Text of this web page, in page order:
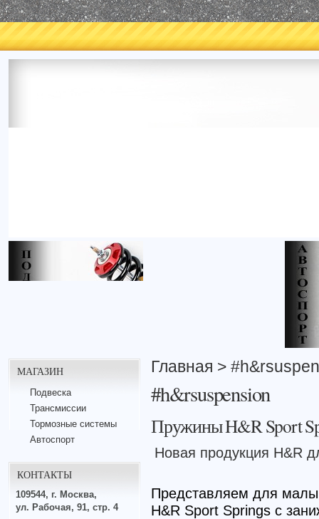
МАГАЗИН
Подвеска
Трансмиссии
Тормозные системы
Автоспорт
КОНТАКТЫ
109544, г. Москва,
ул. Рабочая, 91, стр. 4
Главная >
#h&rsuspension
Пружины H&R Sport
Новая продукция H&R
Представляем для
H&R Sport Springs с